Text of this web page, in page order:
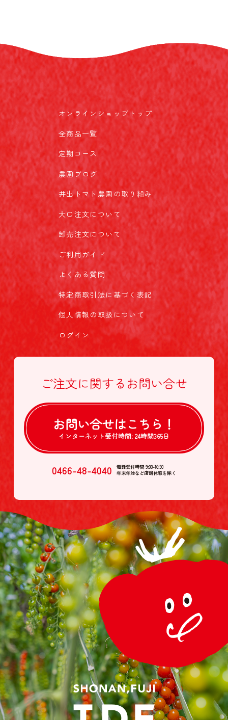
オンラインショップトップ
全商品一覧
定期コース
農園ブログ
井出トマト農園の取り組み
大口注文について
卸売注文について
ご利用ガイド
よくある質問
特定商取引法に基づく表記
個人情報の取扱について
ログイン
ご注文に関する お問い合せ
お問い合せはこちら！
インターネット受付時間: 24時間365日
0466-48-4040
電話受付時間 9:00-16:30
年末年始など店舗休暇を除く